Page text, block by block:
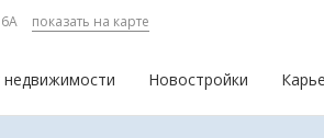
показать на карте
недвижимости Новостройки